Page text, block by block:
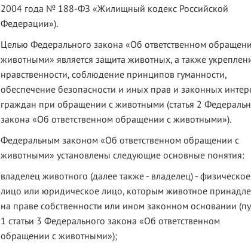
2004 года № 188-ФЗ «Жилищный кодекс Российской
Федерации»).
Целью Федерального закона «Об ответственном
животными» является защита животных, а также
нравственности, соблюдение принципов гуманности,
обеспечение безопасности и иных прав и законных
граждан при обращении с животными (статья 2
закона «Об ответственном обращении с животными»).
Федеральным законом «Об ответственном обращении с
животными» установлены следующие основные понятия:
владелец животного (далее также - владелец) - физическое
лицо или юридическое лицо, которым животное
на праве собственности или ином законном основании
1 статьи 3 Федерального закона «Об ответственном
обращении с животными»);